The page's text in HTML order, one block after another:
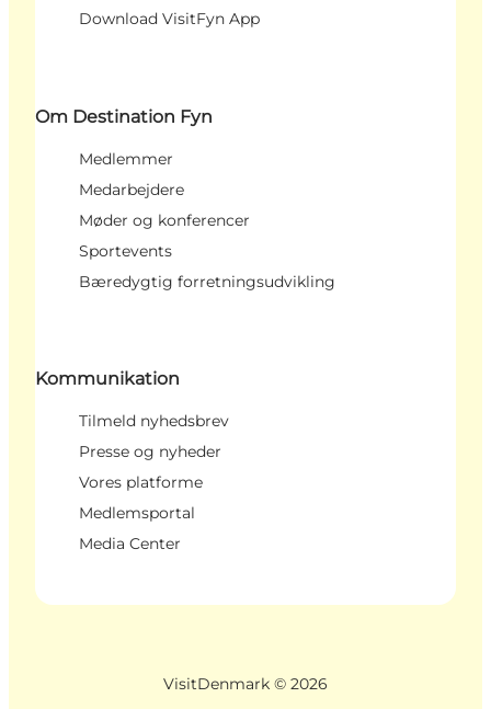
Download VisitFyn App
Om Destination Fyn
Medlemmer
Medarbejdere
Møder og konferencer
Sportevents
Bæredygtig forretningsudvikling
Kommunikation
Tilmeld nyhedsbrev
Presse og nyheder
Vores platforme
Medlemsportal
Media Center
VisitDenmark © 2026